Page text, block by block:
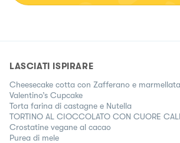
LASCIATI ISPIRARE
Cheesecake cotta con Zafferano e marmellata
Valentino’s Cupcake
Torta farina di castagne e Nutella
TORTINO AL CIOCCOLATO CON CUORE
Crostatine vegane al cacao
Purea di mele